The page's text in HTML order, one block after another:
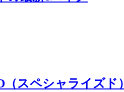
スペシャライズド）